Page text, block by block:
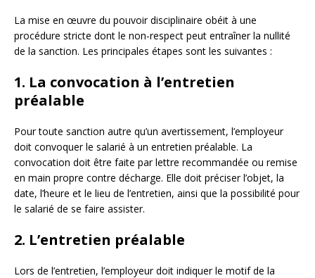
La mise en œuvre du pouvoir disciplinaire obéit à une
procédure stricte dont le non-respect peut entraîner la nullité
de la sanction. Les principales étapes sont les suivantes :
1. La convocation à l’entretien
préalable
Pour toute sanction autre qu’un avertissement, l’employeur
doit convoquer le salarié à un entretien préalable. La
convocation doit être faite par lettre recommandée ou remise
en main propre contre décharge. Elle doit préciser l’objet, la
date, l’heure et le lieu de l’entretien, ainsi que la possibilité pour
le salarié de se faire assister.
2. L’entretien préalable
Lors de l’entretien, l’employeur doit indiquer le motif de la